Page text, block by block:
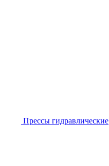
Прессы гидравлические